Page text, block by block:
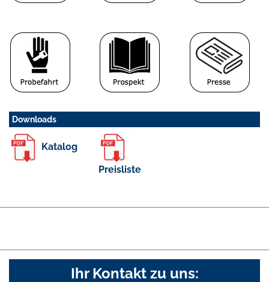
Downloads
Katalog
Preisliste
Ihr Kontakt zu uns: